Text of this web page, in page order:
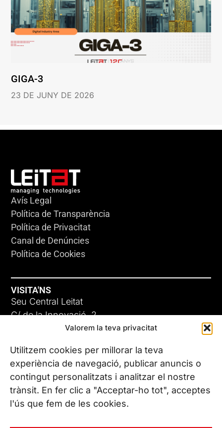
Valorem la teva privacitat
Utilitzem cookies per millorar la teva
experiència de navegació, publicar anuncis o
contingut personalitzats i analitzar el nostre
trànsit. En fer clic a "Acceptar-ho tot", acceptes
l'ús que fem de les cookies.
GIGA-3
23 DE JUNY DE 2026
Avís Legal
Política de Transparència
Política de Privacitat
Canal de Denúncies
Política de Cookies
VISITA'NS
Seu Central Leitat
C/ de la Innovació, 2
08225 Terrassa, (Barcelona)
Coneix les nostres seus
CONTACTA’NS
Tel. (+34) 937 882 300